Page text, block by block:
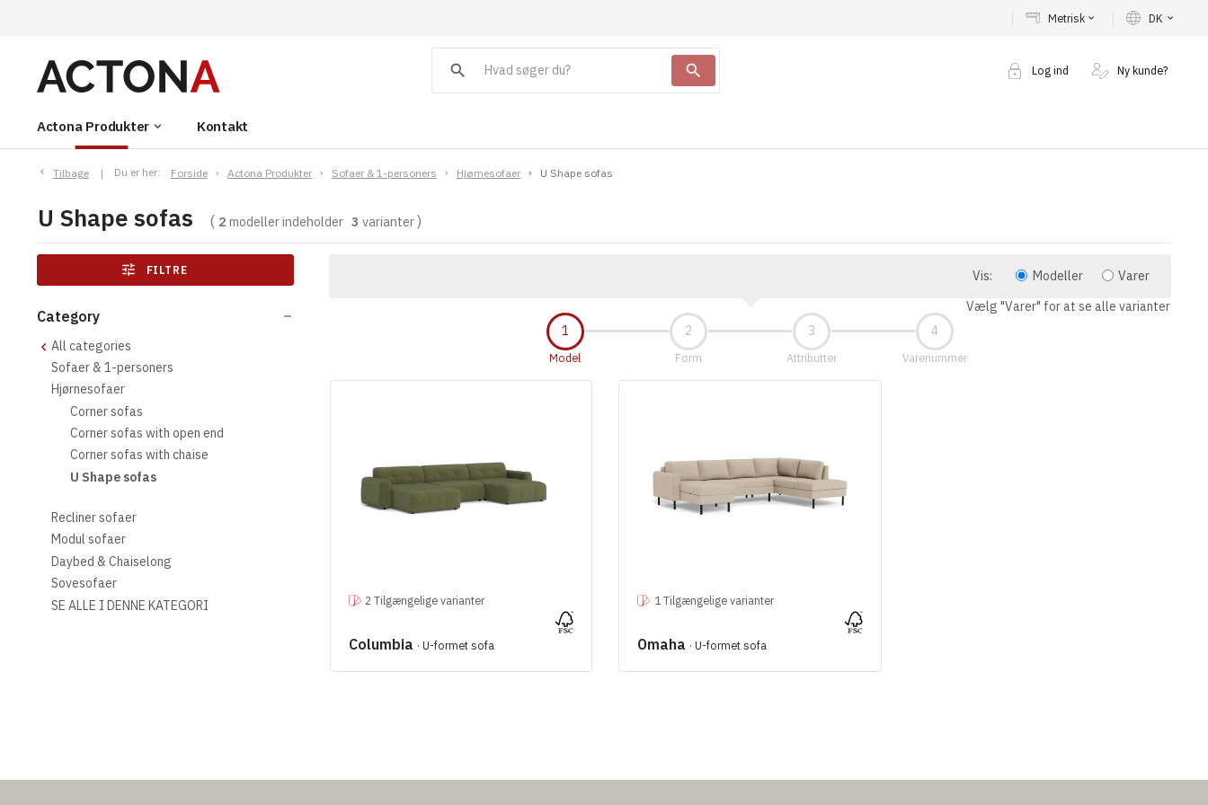
Actona Produkter keyboard_arrow_down Kontakt
Log ind Ny kunde?
search search
Metrisk keyboard_arrow_down DK keyboard_arrow_down
Tilbage Du er her: Forside Actona Produkter Sofaer & 1-personers Hjørnesofaer U Shape sofas
U Shape sofas 2 modeller indeholder3 varianter
tune FILTRE
Category remove
All categories
Sofaer & 1-personers
Hjørnesofaer
Corner sofas
Corner sofas with open end
Corner sofas with chaise
U Shape sofas
Recliner sofaer
Modul sofaer
Daybed & Chaiselong
Sovesofaer
SE ALLE I DENNE KATEGORI
Vis: Modeller
Varer
Vælg "Varer" for at se alle varianter
Model Form Attributter Varenummer
2 Tilgængelige varianter
Columbia · U-formet sofa
1 Tilgængelige varianter
Omaha · U-formet sofa